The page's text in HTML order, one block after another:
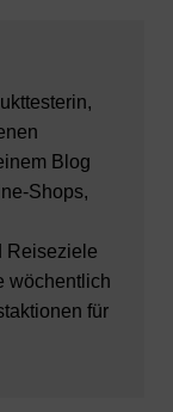
Blog
Shops,
Reiseziele
wöchentlich
für